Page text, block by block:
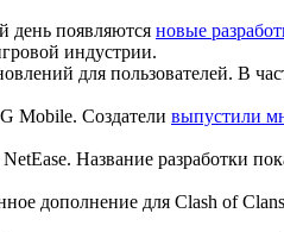
день появляются новые
индустрии.
для пользователей. В
Mobile. Создатели выпустили
Название разработки
дополнение для Clash of